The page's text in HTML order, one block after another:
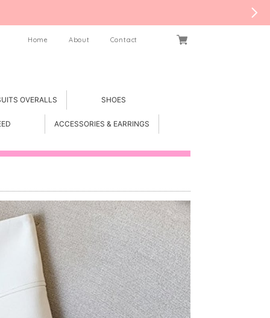
Home About Contact
OVERALLS SHOES
ACCESSORIES & EARRINGS